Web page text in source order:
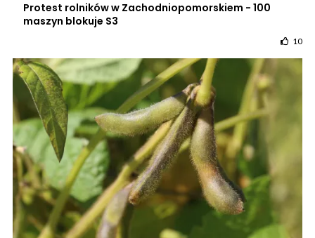
Protest rolników w Zachodniopomorskiem - 100
maszyn blokuje S3
10